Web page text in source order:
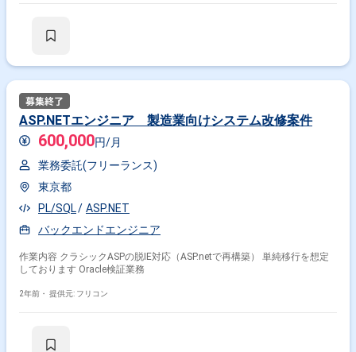
ASP.NETエンジニア 製造業向けシステム改修案件
600,000円/月
業務委託(フリーランス)
東京都
PL/SQL
ASP.NET
バックエンドエンジニア
作業内容 クラシックASPの脱IE対応（ASP.netで再構築） 単純移行を想定
しております Oracle検証業務
2年前・ 提供元: フリコン